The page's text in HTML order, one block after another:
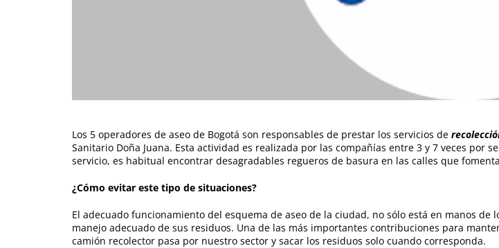
Los 5 operadores de aseo de Bogotá son responsables de prestar los servicios de
Sanitario Doña Juana. Esta actividad es realizada por las compañías entre 3 y 7 veces por
servicio, es habitual encontrar desagradables regueros de basura en las calles que
¿Cómo evitar este tipo de situaciones?
El adecuado funcionamiento del esquema de aseo de la ciudad, no sólo está en manos de
manejo adecuado de sus residuos. Una de las más importantes contribuciones para
camión recolector pasa por nuestro sector y sacar los residuos solo cuando corresponda.